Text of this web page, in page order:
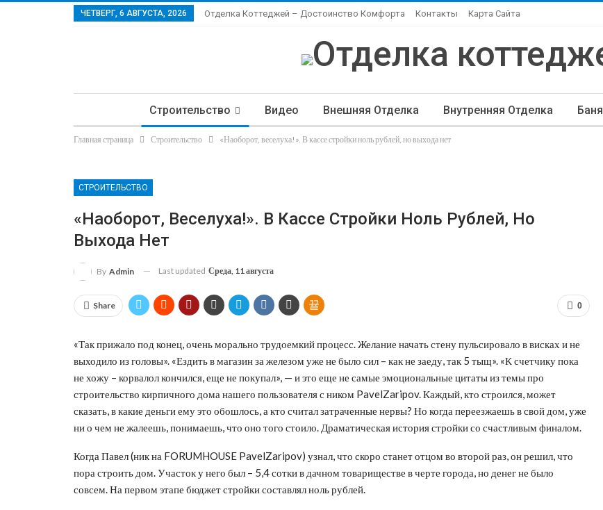
ЧЕТВЕРГ, 6 АВГУСТА, 2026 Отделка Коттеджей – Достоинство Комфорта Контакты Карта Сайта
Строительство Видео Внешняя Отделка Внутренняя Отделка Баня
Ландшафтный Дизайн Элитная Отделка
Главная страница Строительство «Наоборот, веселуха!». В кассе стройки ноль рублей, но выхода нет
СТРОИТЕЛЬСТВО
«Наоборот, Веселуха!». В Кассе Стройки Ноль Рублей, Но
Выхода Нет
By Admin Last updated Среда, 11 августа
0
Share
«Так прижало под конец, очень морально трудоемкий процесс. Желание начать стену пульсировало в висках и не
выходило из головы». «Ездить в магазин за железом уже не было сил – как не заеду, так 5 тыщ». «К счетчику пока
не хожу – корвалол кончился, еще не покупал», — и это еще не самые эмоциональные цитаты из темы про
строительство кирпичного дома нашего пользователя с ником PavelZaripov. Каждый, кто строился, может
сказать, в какие деньги ему это обошлось, а кто считал затраченные нервы? Но когда переезжаешь в свой дом, уже
ни о чем не жалеешь, понимаешь, что оно того стоило. Драматическая история стройки со счастливым финалом.
Когда Павел (ник на FORUMHOUSE PavelZaripov) узнал, что скоро станет отцом во второй раз, он решил, что
пора строить дом. Участок у него был – 5,4 сотки в дачном товариществе в черте города, но денег не было
совсем. На первом этапе бюджет стройки составлял ноль рублей.